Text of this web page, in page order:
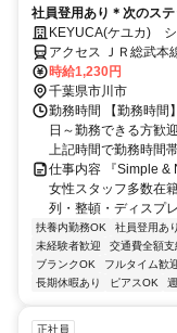
社員登用あり＊次のス
KEYUCA(ケユカ)
アクセス ＪＲ総武本
徒歩約8分、京成本線
時給1,230円
千葉県市川市
勤務時間 【勤務時
日～勤務できる方
上記時間で勤務時間
仕事内容 『Simple
女性スタッフ多数在
列・整頓・ディスプ
扶養内勤務OK 社員登用あり
未経験者歓迎
交通費全額支
ブランクOK
フルタイム歓
長期休暇あり
ピアスOK
正社員